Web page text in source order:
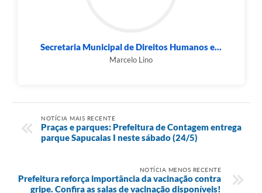
Secretaria Municipal de Direitos Humanos e...
Marcelo Lino
NOTÍCIA MAIS RECENTE
Praças e parques: Prefeitura de Contagem entrega
parque Sapucaias I neste sábado (24/5)
NOTÍCIA MENOS RECENTE
Prefeitura reforça importância da vacinação contra
gripe. Confira as salas de vacinação disponíveis!